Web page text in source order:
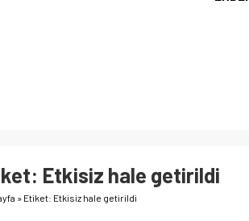
Etkisiz hale getirildi
» Etiket: Etkisiz hale getirildi